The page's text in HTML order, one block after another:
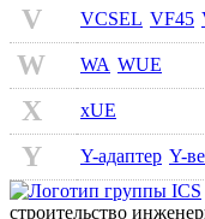
V VCSEL VF45
W WA WUE
X xUE
Y Y-адаптер Y-
строительство